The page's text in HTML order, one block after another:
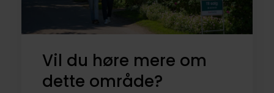
Vil du høre mere om
dette område?